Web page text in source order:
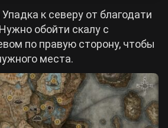
к северу от благодати
обойти скалу с
по правую сторону, чтобы
места.